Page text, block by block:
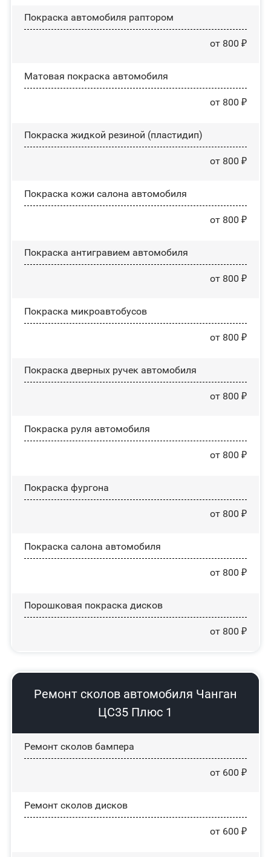
Покраска автомобиля раптором
от 800 ₽
Матовая покраска автомобиля
от 800 ₽
Покраска жидкой резиной (пластидип)
от 800 ₽
Покраска кожи салона автомобиля
от 800 ₽
Покраска антигравием автомобиля
от 800 ₽
Покраска микроавтобусов
от 800 ₽
Покраска дверных ручек автомобиля
от 800 ₽
Покраска руля автомобиля
от 800 ₽
Покраска фургона
от 800 ₽
Покраска салона автомобиля
от 800 ₽
Порошковая покраска дисков
от 800 ₽
Ремонт сколов автомобиля Чанган
ЦС35 Плюс 1
Ремонт сколов бампера
от 600 ₽
Ремонт сколов дисков
от 600 ₽